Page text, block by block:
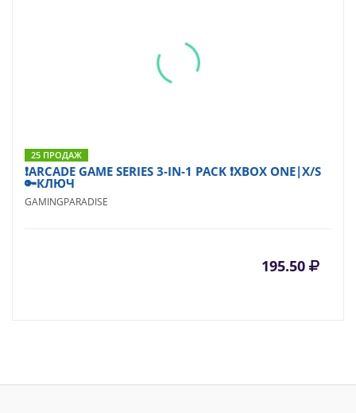
25 ПРОДАЖ
❗ARCADE GAME SERIES 3-IN-1 PACK ❗XBOX ONE|X/S
🔑КЛЮЧ
GAMINGPARADISE
195.50